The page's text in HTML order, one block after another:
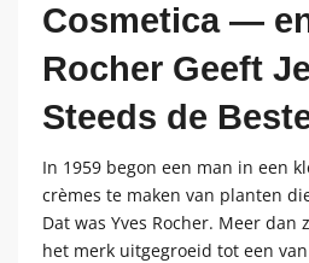
Cosmetica —
Rocher Geeft
Steeds de
In 1959 begon een man in een
crèmes te maken van planten
Dat was Yves Rocher. Meer dan
het merk uitgegroeid tot een